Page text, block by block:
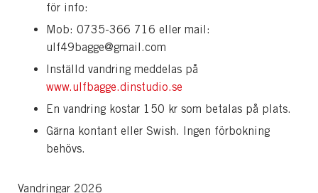
för info:
Mob: 0735-366 716 eller mail:
ulf49bagge@gmail.com
Inställd vandring meddelas på
www.ulfbagge.dinstudio.se
En vandring kostar 150 kr som betalas på plats.
Gärna kontant eller Swish. Ingen förbokning
behövs.
Vandringar 2026